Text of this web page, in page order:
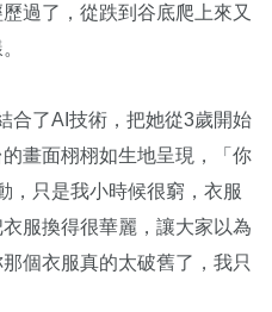
過了，從跌到谷底爬上來又
合了AI技術，把她從3歲開始
畫面栩栩如生地呈現，「你
，只是我小時候很窮，衣服
服換得很華麗，讓大家以為
個衣服真的太破舊了，我只